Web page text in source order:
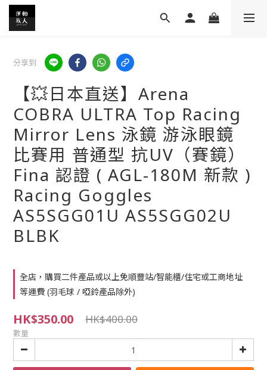
分享到
【💥日本直送】Arena
COBRA ULTRA Top Racing
Mirror Lens 泳鏡 游泳眼鏡
比賽用 普通型 抗UV（賽鏡）
Fina 認證 ( AGL-180M 新款 )
Racing Goggles
AS5SGG01U AS5SGG02U
BLBK
全店，購買二件產品或以上免順豐站/智能櫃/住宅或工商地址
等運費 (羽毛球 / 啞鈴產品除外)
HK$350.00 HK$400.00
數量